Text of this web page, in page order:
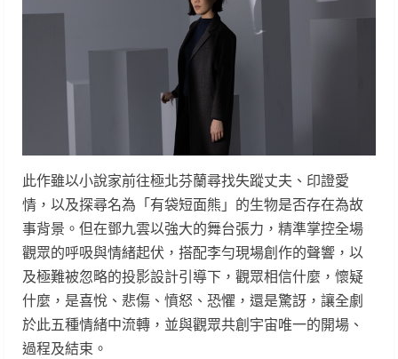
此作雖以小說家前往極北芬蘭尋找失蹤丈夫、印證愛
情，以及探尋名為「有袋短面熊」的生物是否存在為故
事背景。但在鄧九雲以強大的舞台張力，精準掌控全場
觀眾的呼吸與情緒起伏，搭配李勻現場創作的聲響，以
及極難被忽略的投影設計引導下，觀眾相信什麼，懷疑
什麼，是喜悅、悲傷、憤怒、恐懼，還是驚訝，讓全劇
於此五種情緒中流轉，並與觀眾共創宇宙唯一的開場、
過程及結束。